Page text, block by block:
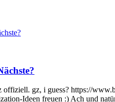
offiziell. gz, i guess? https://
Ideen freuen :) Ach und